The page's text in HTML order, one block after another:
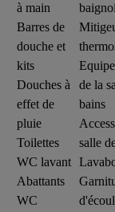
à main
Barres de
douche et
kits
Douches à
effet de
pluie
Toilettes
WC lavant
Abattants
WC
de la
bains
salle